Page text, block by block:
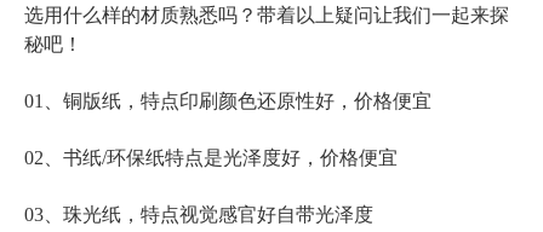
选用什么样的材质熟悉吗？带着以上疑问让我们一起来探
秘吧！
01、铜版纸，特点印刷颜色还原性好，价格便宜
02、书纸/环保纸特点是光泽度好，价格便宜
03、珠光纸，特点视觉感官好自带光泽度